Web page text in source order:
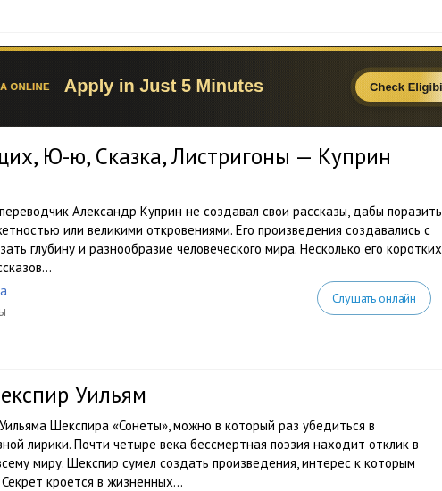
Ю-ю, Сказка, Листригоны — Куприн
Александр Куприн не создавал свои рассказы, дабы поразить
или великими откровениями. Его произведения создавались с
глубину и разнообразие человеческого мира. Несколько его коротких
Слушать онлайн
Уильям
Шекспира «Сонеты», можно в который раз убедиться в
лирики. Почти четыре века бессмертная поэзия находит отклик в
миру. Шекспир сумел создать произведения, интерес к которым
кроется в жизненных...